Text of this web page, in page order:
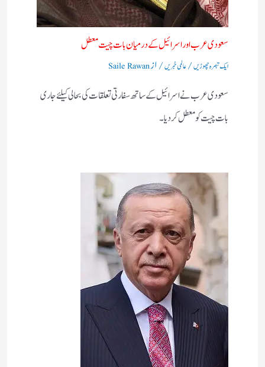
سعودی عرب اور اسرائیل کے درمیان بات چیت معطل
ایک تبصرہ چھوڑیں/عالمی خبریں/ ازSaile Rawan
سعودی عرب نے اسرائیل کے ساتھ سفارتی تعلقات کی بحالی کیلئے جاری
بات چیت کو معطل کردیا۔